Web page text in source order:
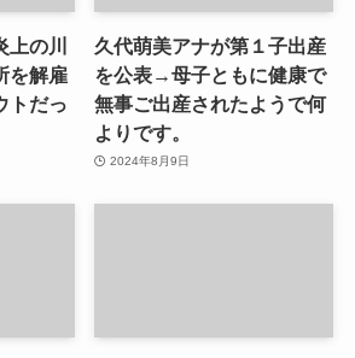
の川
を解雇
トだっ
久代萌美アナが第１子出産
を公表→母子ともに健康で
無事ご出産されたようで何
よりです。
2024年8月9日